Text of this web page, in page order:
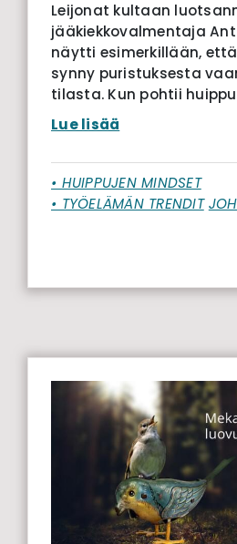
Leijonat kultaan
jääkiekkovalmentaja
näytti esimerkillään,
synny puristuksesta
tilasta. Kun pohtii
Lue lisää
• HUIPPUJEN MINDSET
• TYÖELÄMÄN TRENDIT